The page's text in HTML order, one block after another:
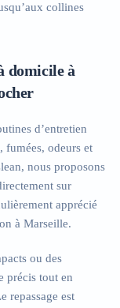
collines
domicile à
d’entretien
fumées, odeurs et
nous proposons
sur
apprécié
à Marseille.
ou des
précis tout en
repassage est